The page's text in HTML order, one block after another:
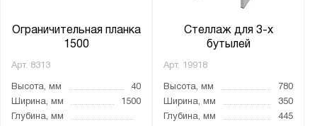
Ограничительная планка
1500
Арт. 8313
Высота, мм
40
Ширина, мм
1500
Глубина, мм
Стеллаж для 3-х
бутылей
Арт. 19918
Высота, мм
780
Ширина, мм
350
Глубина, мм
445
Количество шин:
9